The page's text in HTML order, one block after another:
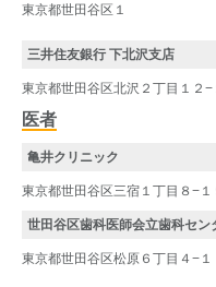
東京都世田谷区１
三井住友銀行 下北沢支店
東京都世田谷区北沢２丁目１２−
医者
亀井クリニック
東京都世田谷区三宿１丁目８−１
世田谷区歯科医師会立歯科セン
東京都世田谷区松原６丁目４−１